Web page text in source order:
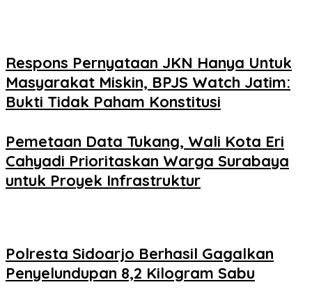
Respons Pernyataan JKN Hanya Untuk
Masyarakat Miskin, BPJS Watch Jatim:
Bukti Tidak Paham Konstitusi
Pemetaan Data Tukang, Wali Kota Eri
Cahyadi Prioritaskan Warga Surabaya
untuk Proyek Infrastruktur
Polresta Sidoarjo Berhasil Gagalkan
Penyelundupan 8,2 Kilogram Sabu